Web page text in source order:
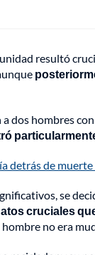
resultó
a dos hombres
detrás de
se
cruciales
hombre no era